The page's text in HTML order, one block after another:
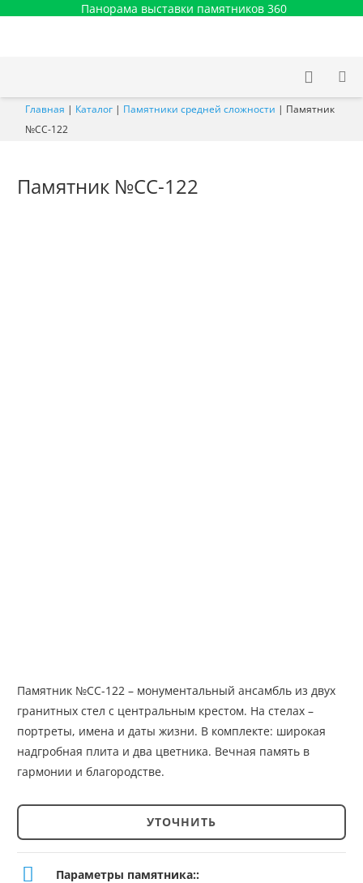
Панорама выставки памятников 360
Главная | Каталог | Памятники средней сложности | Памятник
№СС-122
Памятник №СС-122
Памятник №СС-122 – монументальный ансамбль из двух
гранитных стел с центральным крестом. На стелах –
портреты, имена и даты жизни. В комплекте: широкая
надгробная плита и два цветника. Вечная память в
гармонии и благородстве.
Количество
товара
УТОЧНИТЬ
Параметры памятника::